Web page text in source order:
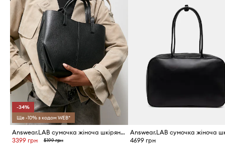
-34%
Ще -10% з кодом WEB*
Answear.LAB сумочка жіноча шкіряна
3399 грн
5199 грн 4699 грн